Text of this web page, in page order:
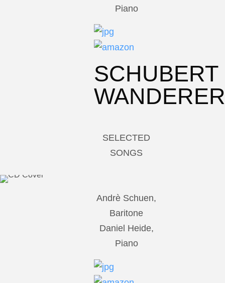
Piano
SCHUBERT
WANDERER
SELECTED
SONGS
Andrè Schuen,
Baritone
Daniel Heide,
Piano